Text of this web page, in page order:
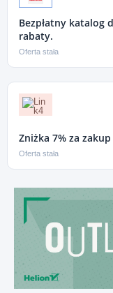
Bezpłatny katalog
rabaty.
Oferta stała
Zniżka 7% za
Oferta stała